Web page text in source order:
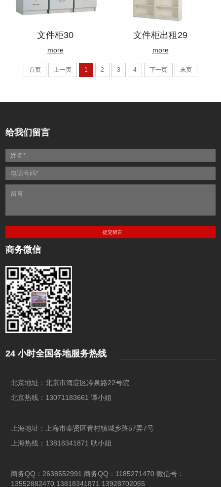
文件柜30
more
文件柜出租29
more
首页 上一页 1 2 3 4 下一页 末页
给我们留言
商务微信
24 小时全国各地服务热线
北京地址：北京市海淀区冷泉路22号院
北京热线：13071183661 谭小姐
上海地址：上海市奉贤区青村镇城乡路57弄7号
上海热线：13818341871 耿小姐
商务QQ：2638552991 商务QQ：1185271470 微信号：
13552882470 13818341871 13928702055